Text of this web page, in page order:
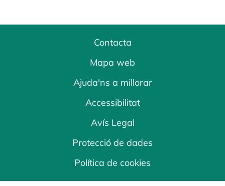
Contacta
Mapa web
Ajuda'ns a millorar
Accessibilitat
Avís Legal
Protecció de dades
Política de cookies